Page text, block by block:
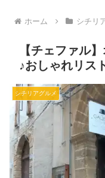
ホーム シチリ
【チェファル
♪おしゃれリス
シチリアグルメ